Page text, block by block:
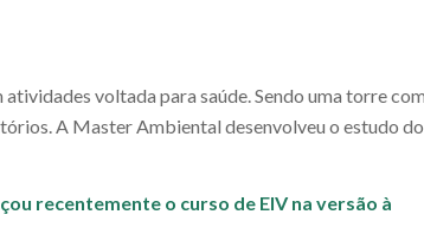
voltada para saúde. Sendo uma torre
A Master Ambiental desenvolveu o estudo do
recentemente o curso de EIV na versão à